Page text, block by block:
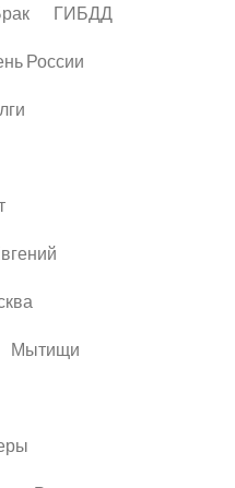
ГИБДД
России
Мытищи